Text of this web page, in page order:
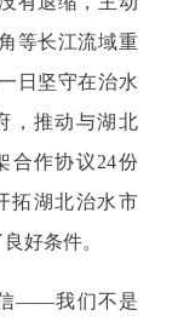
等长江流域重
日坚守在治水
，推动与湖北
合作协议24份
拓湖北治水市
好条件。
信——我们不是